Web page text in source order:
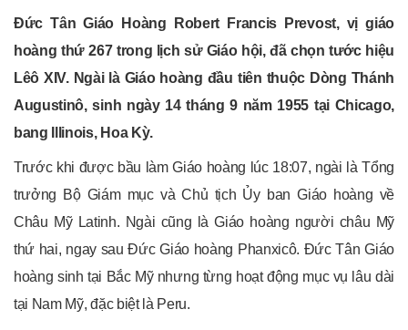
Đức Tân Giáo Hoàng Robert Francis Prevost, vị giáo
hoàng thứ 267 trong lịch sử Giáo hội, đã chọn tước hiệu
Lêô XIV. Ngài là Giáo hoàng đầu tiên thuộc Dòng Thánh
Augustinô, sinh ngày 14 tháng 9 năm 1955 tại Chicago,
bang Illinois, Hoa Kỳ.
Trước khi được bầu làm Giáo hoàng lúc 18:07, ngài là Tổng
trưởng Bộ Giám mục và Chủ tịch Ủy ban Giáo hoàng về
Châu Mỹ Latinh. Ngài cũng là Giáo hoàng người châu Mỹ
thứ hai, ngay sau Đức Giáo hoàng Phanxicô. Đức Tân Giáo
hoàng sinh tại Bắc Mỹ nhưng từng hoạt động mục vụ lâu dài
tại Nam Mỹ, đặc biệt là Peru.